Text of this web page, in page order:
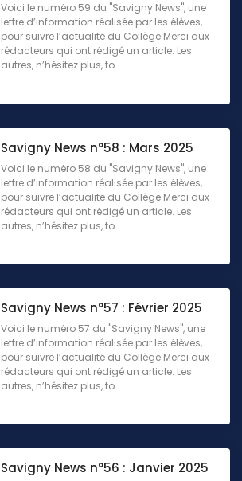
Voici le numéro 59 du "Savigny News", une
lettre d’information réalisée par les élèves,
pour suivre l’actualité du Collège.Merci aux
rédacteurs qui ont rédigé un article. Les
autres, n’hésitez plus, to ...
Savigny News n°58 : Mars 2025
Voici le numéro 58 du "Savigny News", une
lettre d’information réalisée par les élèves,
pour suivre l’actualité du Collège.Merci aux
rédacteurs qui ont rédigé un article. Les
autres, n’hésitez plus, to ...
Savigny News n°57 : Février 2025
Voici le numéro 57 du "Savigny News", une
lettre d’information réalisée par les élèves,
pour suivre l’actualité du Collège.Merci aux
rédacteurs qui ont rédigé un article. Les
autres, n’hésitez plus, to ...
Savigny News n°56 : Janvier 2025